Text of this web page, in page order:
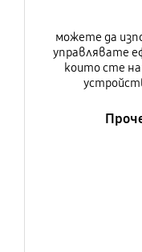
можете да
управлявате
които сте